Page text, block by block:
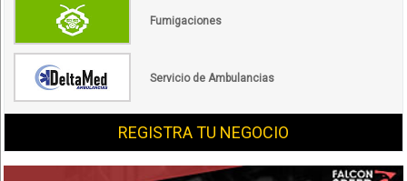
Fumigaciones
Servicio de Ambulancias
REGISTRA TU NEGOCIO